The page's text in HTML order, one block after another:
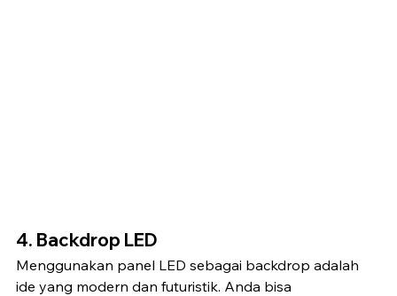
4. Backdrop LED
Menggunakan panel LED sebagai backdrop adalah
ide yang modern dan futuristik. Anda bisa